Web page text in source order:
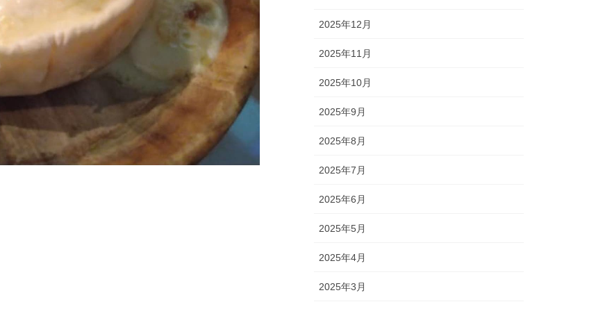
2025年12月
2025年11月
2025年10月
2025年9月
2025年8月
2025年7月
2025年6月
2025年5月
2025年4月
2025年3月